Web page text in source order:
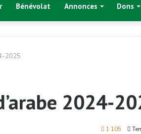
Bénévolat Annonces Dons
2025
2024-
1 105